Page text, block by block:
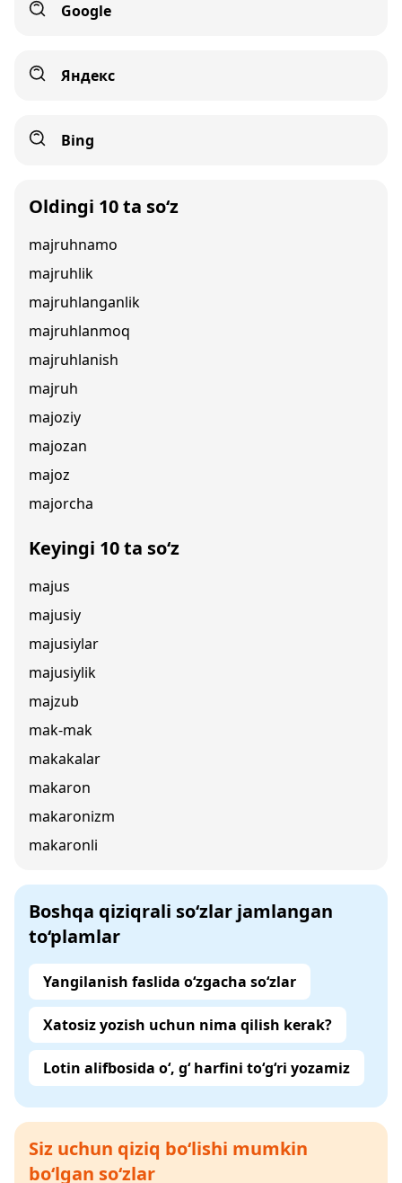
Google
Яндекс
Bing
Oldingi 10 ta so‘z
majruhnamo
majruhlik
majruhlanganlik
majruhlanmoq
majruhlanish
majruh
majoziy
majozan
majoz
majorcha
Keyingi 10 ta so‘z
majus
majusiy
majusiylar
majusiylik
majzub
mak-mak
makakalar
makaron
makaronizm
makaronli
Boshqa qiziqrali so‘zlar jamlangan
to‘plamlar
Yangilanish faslida o‘zgacha so‘zlar
Xatosiz yozish uchun nima qilish kerak?
Lotin alifbosida o‘, g‘ harfini to‘g‘ri yozamiz
Siz uchun qiziq bo‘lishi mumkin
bo‘lgan so‘zlar